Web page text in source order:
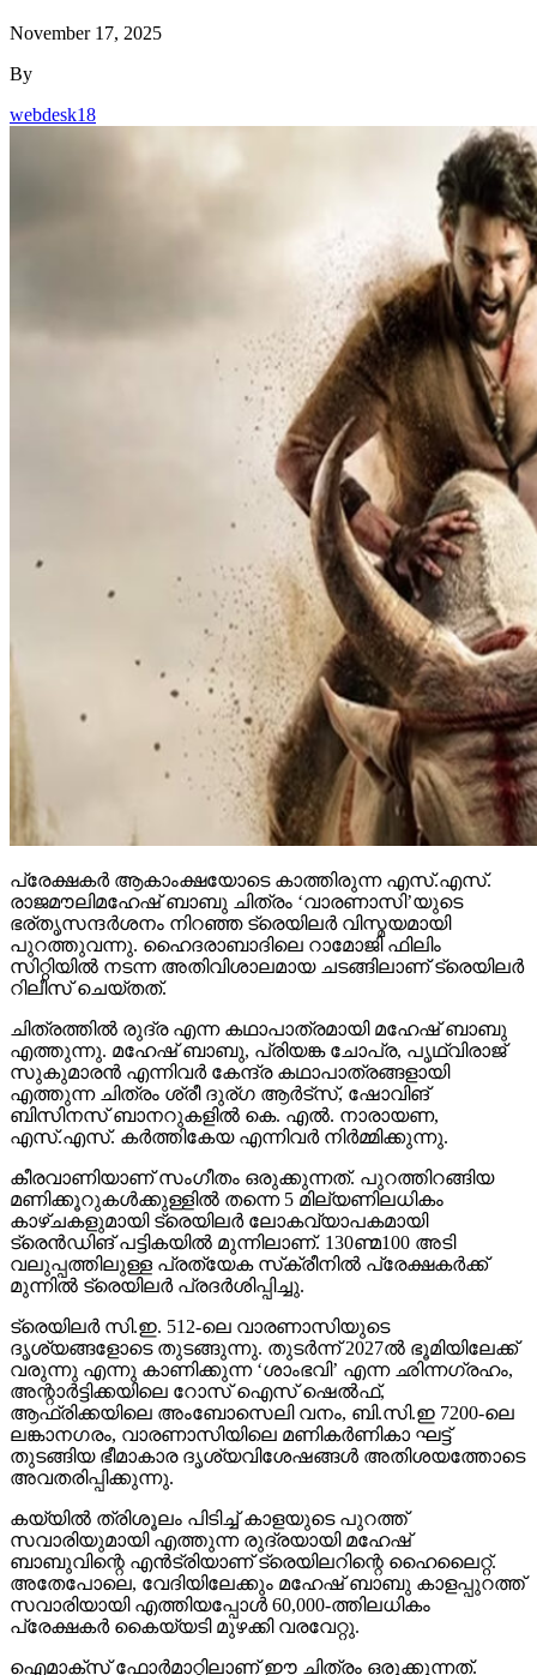
By
webdesk18
പ്രേക്ഷകര്‍ ആകാംക്ഷയോടെ കാത്തിരുന്ന എസ്.എസ്.
രാജമൗലിമഹേഷ് ബാബു ചിത്രം ‘വാരണാസി’യുടെ
ഭര്തൃസന്ദര്‍ശനം നിറഞ്ഞ ട്രെയിലര്‍ വിസ്മയമായി
പുറത്തുവന്നു. ഹൈദരാബാദിലെ റാമോജി ഫിലിം
സിറ്റിയില്‍ നടന്ന അതിവിശാലമായ ചടങ്ങിലാണ് ട്രെയിലര്‍
റിലീസ് ചെയ്തത്.
ചിത്രത്തില്‍ രുദ്ര എന്ന കഥാപാത്രമായി മഹേഷ് ബാബു
എത്തുന്നു. മഹേഷ് ബാബു, പ്രിയങ്ക ചോപ്ര, പൃഥ്വിരാജ്
സുകുമാരന്‍ എന്നിവര്‍ കേന്ദ്ര കഥാപാത്രങ്ങളായി
എത്തുന്ന ചിത്രം ശ്രീ ദുര്ഗ ആര്‍ട്‌സ്, ഷോവിങ്
ബിസിനസ് ബാനറുകളില്‍ കെ. എല്‍. നാരായണ,
എസ്.എസ്. കര്‍ത്തികേയ എന്നിവര്‍ നിര്‍മ്മിക്കുന്നു.
കീരവാണിയാണ് സംഗീതം ഒരുക്കുന്നത്. പുറത്തിറങ്ങിയ
മണിക്കൂറുകള്‍ക്കുള്ളില്‍ തന്നെ 5 മില്യണിലധികം
കാഴ്ചകളുമായി ട്രെയിലര്‍ ലോകവ്യാപകമായി
ട്രെന്‍ഡിങ് പട്ടികയില്‍ മുന്നിലാണ്. 130ണ്മ100 അടി
വലുപ്പത്തിലുള്ള പ്രത്യേക സ്‌ക്രീനില്‍ പ്രേക്ഷകര്‍ക്ക്
മുന്നില്‍ ട്രെയിലര്‍ പ്രദര്‍ശിപ്പിച്ചു.
ട്രെയിലര്‍ സി.ഇ. 512-ലെ വാരണാസിയുടെ
ദൃശ്യങ്ങളോടെ തുടങ്ങുന്നു. തുടര്‍ന്ന് 2027ല്‍ ഭൂമിയിലേക്ക്
വരുന്നു എന്നു കാണിക്കുന്ന ‘ശാംഭവി’ എന്ന ഛിന്നഗ്രഹം,
അന്റാര്‍ട്ടിക്കയിലെ റോസ് ഐസ് ഷെല്‍ഫ്,
ആഫ്രിക്കയിലെ അംബോസെലി വനം, ബി.സി.ഇ 7200-ലെ
ലങ്കാനഗരം, വാരണാസിയിലെ മണികര്‍ണികാ ഘട്ട്
തുടങ്ങിയ ഭീമാകാര ദൃശ്യവിശേഷങ്ങള്‍ അതിശയത്തോടെ
അവതരിപ്പിക്കുന്നു.
കയ്യില്‍ ത്രിശൂലം പിടിച്ച് കാളയുടെ പുറത്ത്
സവാരിയുമായി എത്തുന്ന രുദ്രയായി മഹേഷ്
ബാബുവിന്റെ എന്‍ട്രിയാണ് ട്രെയിലറിന്റെ ഹൈലൈറ്റ്.
അതേപോലെ, വേദിയിലേക്കും മഹേഷ് ബാബു കാളപ്പുറത്ത്
സവാരിയായി എത്തിയപ്പോള്‍ 60,000-ത്തിലധികം
പ്രേക്ഷകര്‍ കൈയ്യടി മുഴക്കി വരവേറ്റു.
ഐമാക്‌സ് ഫോര്‍മാറ്റിലാണ് ഈ ചിത്രം ഒരുക്കുന്നത്.
അതിനാല്‍ തന്നെ തിയേറ്ററുകളില്‍ അത്ഭുതകരമായ